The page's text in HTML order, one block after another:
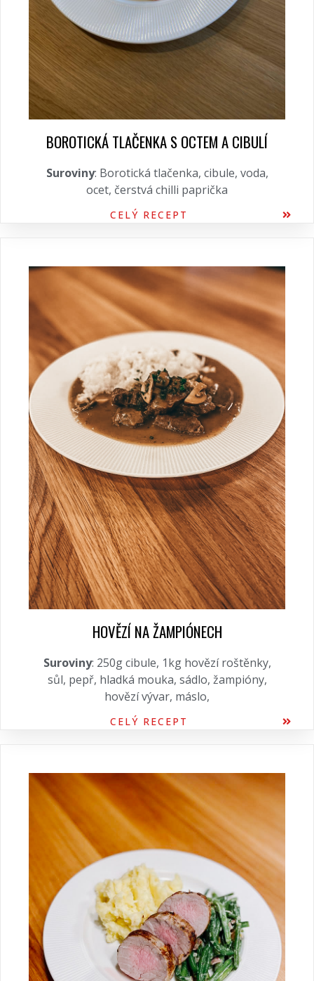
BOROTICKÁ TLAČENKA S OCTEM A CIBULÍ
Suroviny: Borotická tlačenka, cibule, voda,
ocet, čerstvá chilli paprička
CELÝ RECEPT
HOVĚZÍ NA ŽAMPIÓNECH
Suroviny: 250g cibule, 1kg hovězí roštěnky,
sůl, pepř, hladká mouka, sádlo, žampióny,
hovězí vývar, máslo,
CELÝ RECEPT